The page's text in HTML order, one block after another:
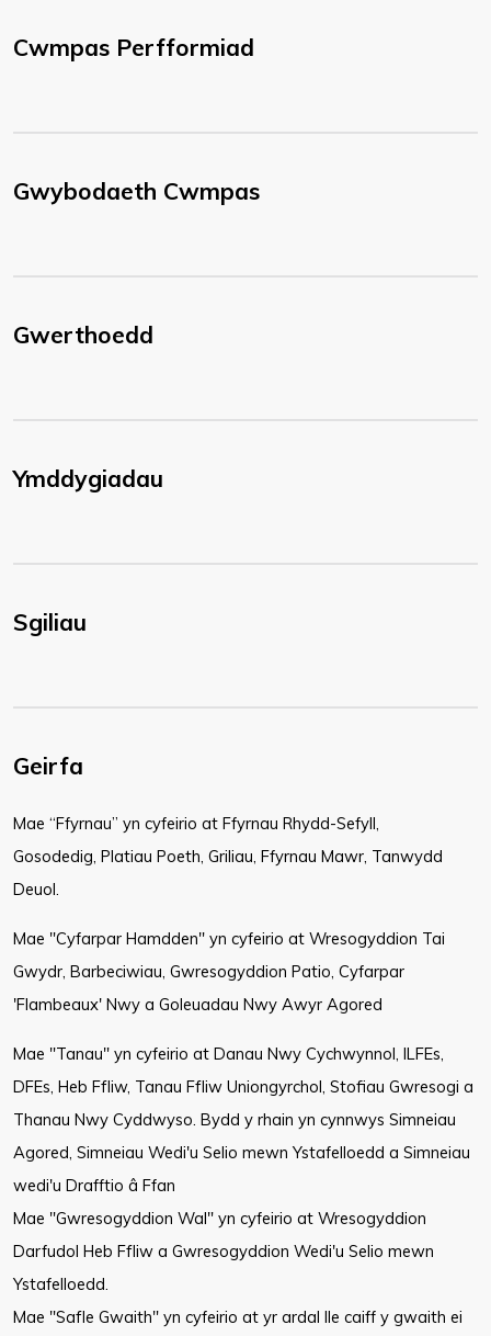
Cwmpas Perfformiad
Gwybodaeth Cwmpas
Gwerthoedd
Ymddygiadau
Sgiliau
Geirfa
​Mae “Ffyrnau” yn cyfeirio at Ffyrnau Rhydd-Sefyll,
Gosodedig, Platiau Poeth, Griliau, Ffyrnau Mawr, Tanwydd
Deuol.
Mae "Cyfarpar Hamdden" yn cyfeirio at Wresogyddion Tai
Gwydr, Barbeciwiau, Gwresogyddion Patio, Cyfarpar
'Flambeaux' Nwy a Goleuadau Nwy Awyr Agored
Mae "Tanau" yn cyfeirio at Danau Nwy Cychwynnol, ILFEs,
DFEs, Heb Ffliw, Tanau Ffliw Uniongyrchol, Stofiau Gwresogi a
Thanau Nwy Cyddwyso. Bydd y rhain yn cynnwys Simneiau
Agored, Simneiau Wedi'u Selio mewn Ystafelloedd a Simneiau
wedi'u Drafftio â Ffan
Mae "Gwresogyddion Wal" yn cyfeirio at Wresogyddion
Darfudol Heb Ffliw a Gwresogyddion Wedi'u Selio mewn
Ystafelloedd.
Mae "Safle Gwaith" yn cyfeirio at yr ardal lle caiff y gwaith ei